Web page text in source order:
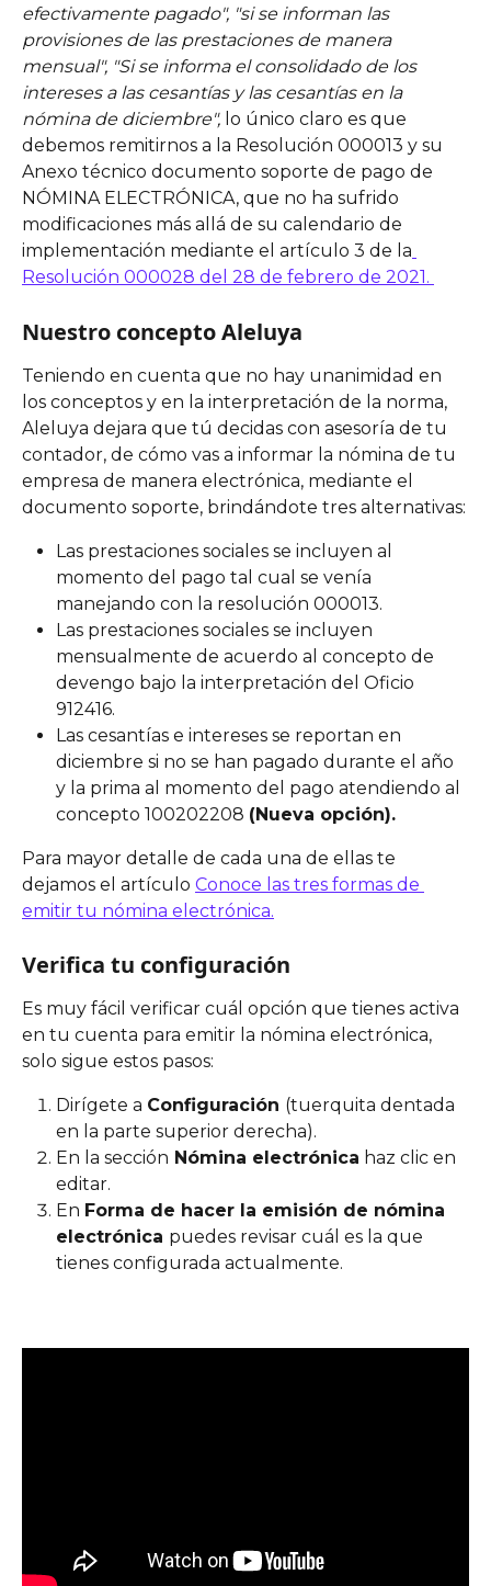
efectivamente pagado", "si se informan las
provisiones de las prestaciones de manera
mensual", "Si se informa el consolidado de los
intereses a las cesantías y las cesantías en la
nómina de diciembre", lo único claro es que
debemos remitirnos a la Resolución 000013 y su
Anexo técnico documento soporte de pago de
NÓMINA ELECTRÓNICA, que no ha sufrido
modificaciones más allá de su calendario de
implementación mediante el artículo 3 de la
Resolución 000028 del 28 de febrero de 2021.
Nuestro concepto Aleluya
Teniendo en cuenta que no hay unanimidad en
los conceptos y en la interpretación de la norma,
Aleluya dejara que tú decidas con asesoría de tu
contador, de cómo vas a informar la nómina de tu
empresa de manera electrónica, mediante el
documento soporte, brindándote tres alternativas:
Las prestaciones sociales se incluyen al
momento del pago tal cual se venía
manejando con la resolución 000013.
Las prestaciones sociales se incluyen
mensualmente de acuerdo al concepto de
devengo bajo la interpretación del Oficio
912416.
Las cesantías e intereses se reportan en
diciembre si no se han pagado durante el año
y la prima al momento del pago atendiendo al
concepto 100202208 (Nueva opción).
Para mayor detalle de cada una de ellas te
dejamos el artículo Conoce las tres formas de
emitir tu nómina electrónica.
Verifica tu configuración
Es muy fácil verificar cuál opción que tienes activa
en tu cuenta para emitir la nómina electrónica,
solo sigue estos pasos:
Dirígete a Configuración (tuerquita dentada
en la parte superior derecha).
En la sección Nómina electrónica haz clic en
editar.
En Forma de hacer la emisión de nómina
electrónica puedes revisar cuál es la que
tienes configurada actualmente.